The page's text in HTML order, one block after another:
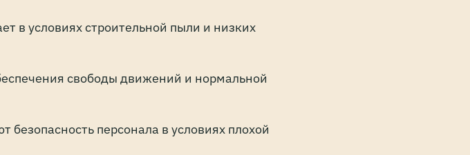
в условиях строительной пыли и низких
свободы движений и нормальной
персонала в условиях плохой